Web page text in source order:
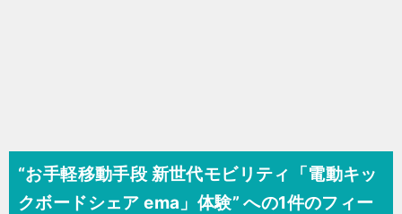
“お手軽移動手段 新世代モビリティ「電動キッ
クボードシェア ema」体験” への1件のフィー